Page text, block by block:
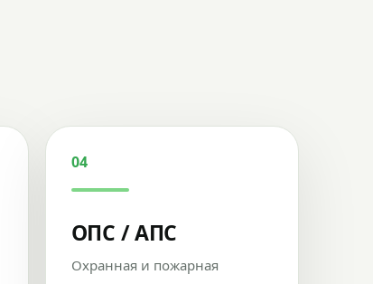
04
ОПС / АПС
Охранная и пожарная